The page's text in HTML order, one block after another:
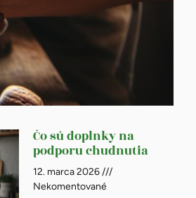
Čo sú doplnky na
podporu chudnutia
12. marca 2026
Nekomentované